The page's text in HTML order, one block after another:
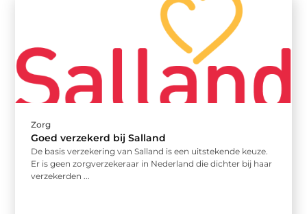
Zorg
Goed verzekerd bij Salland
De basis verzekering van Salland is een uitstekende keuze.
Er is geen zorgverzekeraar in Nederland die dichter bij haar
verzekerden ...